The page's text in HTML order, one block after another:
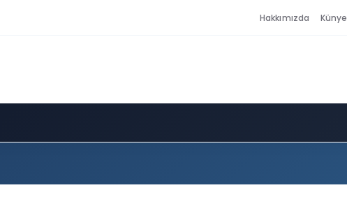
Hakkımızda Künye